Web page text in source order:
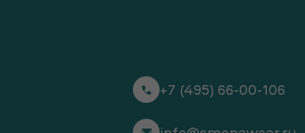
+7 (495) 66-00-106